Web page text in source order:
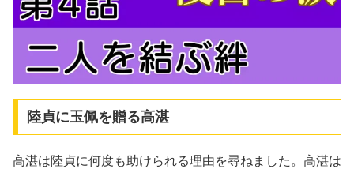
陸貞に玉佩を贈る高湛
高湛は陸貞に何度も助けられる理由を尋ねました。高湛は